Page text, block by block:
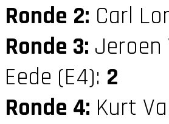
Ronde 2: Carl
Ronde 3: Jeroen
Eede (E4): 2
Ronde 4: Kurt